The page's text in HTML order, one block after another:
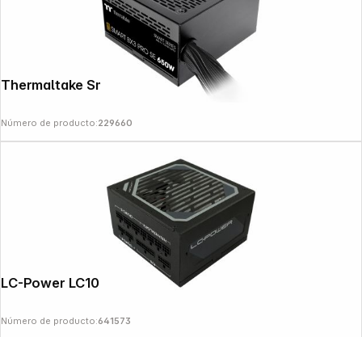
Thermaltake Smart BX3 Pro SE 650W
Número de producto:229660
LC-Power LC1000M V2.31
Número de producto:641573